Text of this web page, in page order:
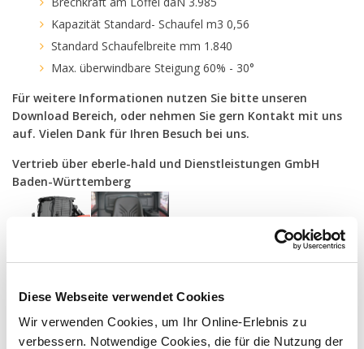
Diese Webseite verwendet Cookies
Wir verwenden Cookies, um Ihr Online-Erlebnis zu
verbessern. Notwendige Cookies, die für die Nutzung der
Kapazität Standard- Schaufel m3 0,56
Standard Schaufelbreite mm 1.840
Max. überwindbare Steigung 60% - 30°
Für weitere Informationen nutzen Sie bitte unseren
Download Bereich, oder nehmen Sie gern Kontakt mit uns
auf. Vielen Dank für Ihren Besuch bei uns.
Vertrieb über eberle-hald und Dienstleistungen GmbH
Baden-Württemberg
Technische Daten Downloads